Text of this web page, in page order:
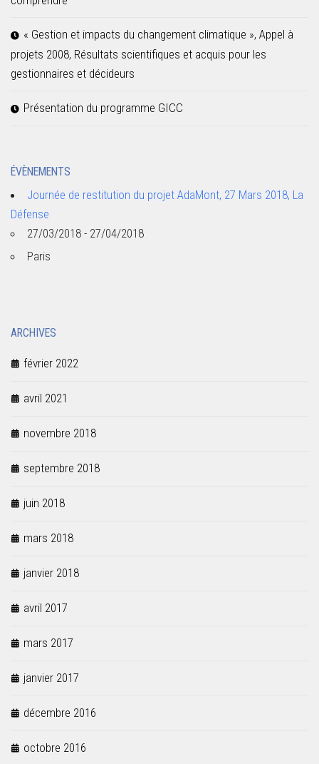
« Gestion et impacts du changement climatique », Appel à
projets 2008, Résultats scientifiques et acquis pour les
gestionnaires et décideurs
Présentation du programme GICC
ÉVÈNEMENTS
Journée de restitution du projet AdaMont, 27 Mars 2018, La
Défense
27/03/2018 - 27/04/2018
Paris
ARCHIVES
février 2022
avril 2021
novembre 2018
septembre 2018
juin 2018
mars 2018
janvier 2018
avril 2017
mars 2017
janvier 2017
décembre 2016
octobre 2016